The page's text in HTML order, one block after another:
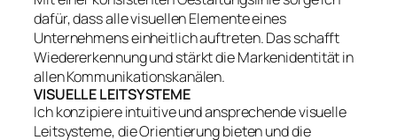
dafür, dass alle visuellen Elemente eines
Unternehmens einheitlich auftreten. Das schafft
Wiedererkennung und stärkt die Markenidentität in
allen Kommunikationskanälen.
VISUELLE LEITSYSTEME
Ich konzipiere intuitive und ansprechende visuelle
Leitsysteme, die Orientierung bieten und die